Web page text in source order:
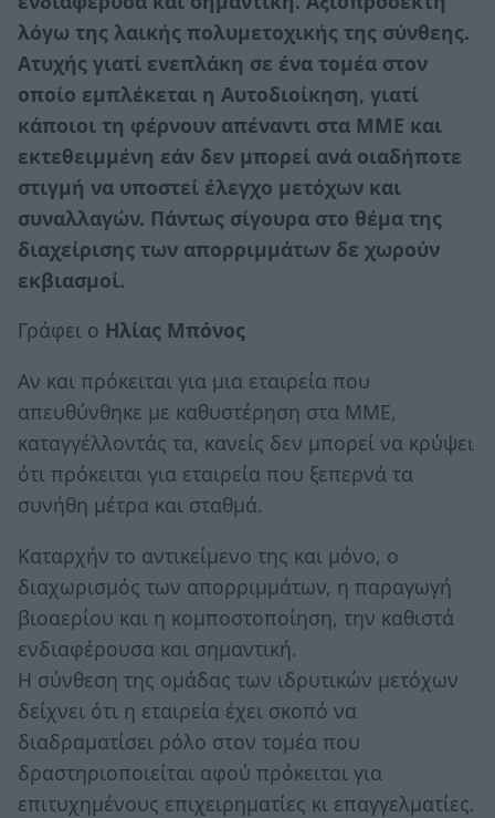
λόγω της λαικής πολυμετοχικής της σύνθεης.
Ατυχής γιατί ενεπλάκη σε ένα τομέα στον
οποίο εμπλέκεται η Αυτοδιοίκηση, γιατί
κάποιοι τη φέρνουν απέναντι στα ΜΜΕ και
εκτεθειμμένη εάν δεν μπορεί ανά οιαδήποτε
στιγμή να υποστεί έλεγχο μετόχων και
συναλλαγών. Πάντως σίγουρα στο θέμα της
διαχείρισης των απορριμμάτων δε χωρούν
εκβιασμοί.
Γράφει ο Ηλίας Μπόνος
Αν και πρόκειται για μια εταιρεία που
απευθύνθηκε με καθυστέρηση στα ΜΜΕ,
καταγγέλλοντάς τα, κανείς δεν μπορεί να κρύψει
ότι πρόκειται για εταιρεία που ξεπερνά τα
συνήθη μέτρα και σταθμά.
Καταρχήν το αντικείμενο της και μόνο, ο
διαχωρισμός των απορριμμάτων, η παραγωγή
βιοαερίου και η κομποστοποίηση, την καθιστά
ενδιαφέρουσα και σημαντική.
Η σύνθεση της ομάδας των ιδρυτικών μετόχων
δείχνει ότι η εταιρεία έχει σκοπό να
διαδραματίσει ρόλο στον τομέα που
δραστηριοποιείται αφού πρόκειται για
επιτυχημένους επιχειρηματίες κι επαγγελματίες.